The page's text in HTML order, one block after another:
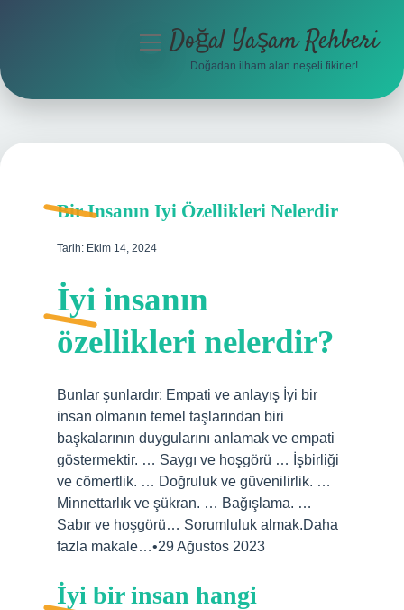
Hakkımızda
menüyüDoğal Yaşam Rehberi
Doğadan ilham alan neşeli fikirler!
Bir Insanın Iyi Özellikleri Nelerdir
Tarih: Ekim 14, 2024
İyi insanın
özellikleri nelerdir?
Bunlar şunlardır: Empati ve anlayış İyi bir
insan olmanın temel taşlarından biri
başkalarının duygularını anlamak ve empati
göstermektir. … Saygı ve hoşgörü … İşbirliği
ve cömertlik. … Doğruluk ve güvenilirlik. …
Minnettarlık ve şükran. … Bağışlama. …
Sabır ve hoşgörü… Sorumluluk almak.Daha
fazla makale…•29 Ağustos 2023
İyi bir insan hangi